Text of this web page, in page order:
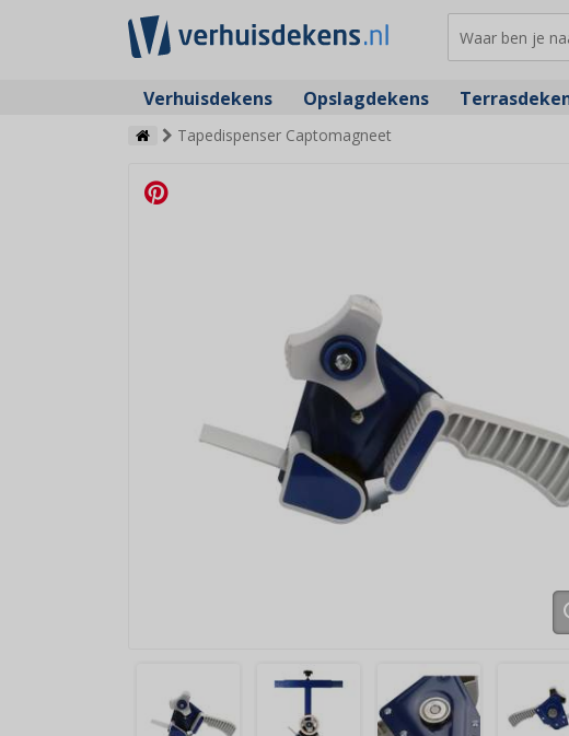
Verhuisdekens Opslagdekens
Tapedispenser Captomagneet